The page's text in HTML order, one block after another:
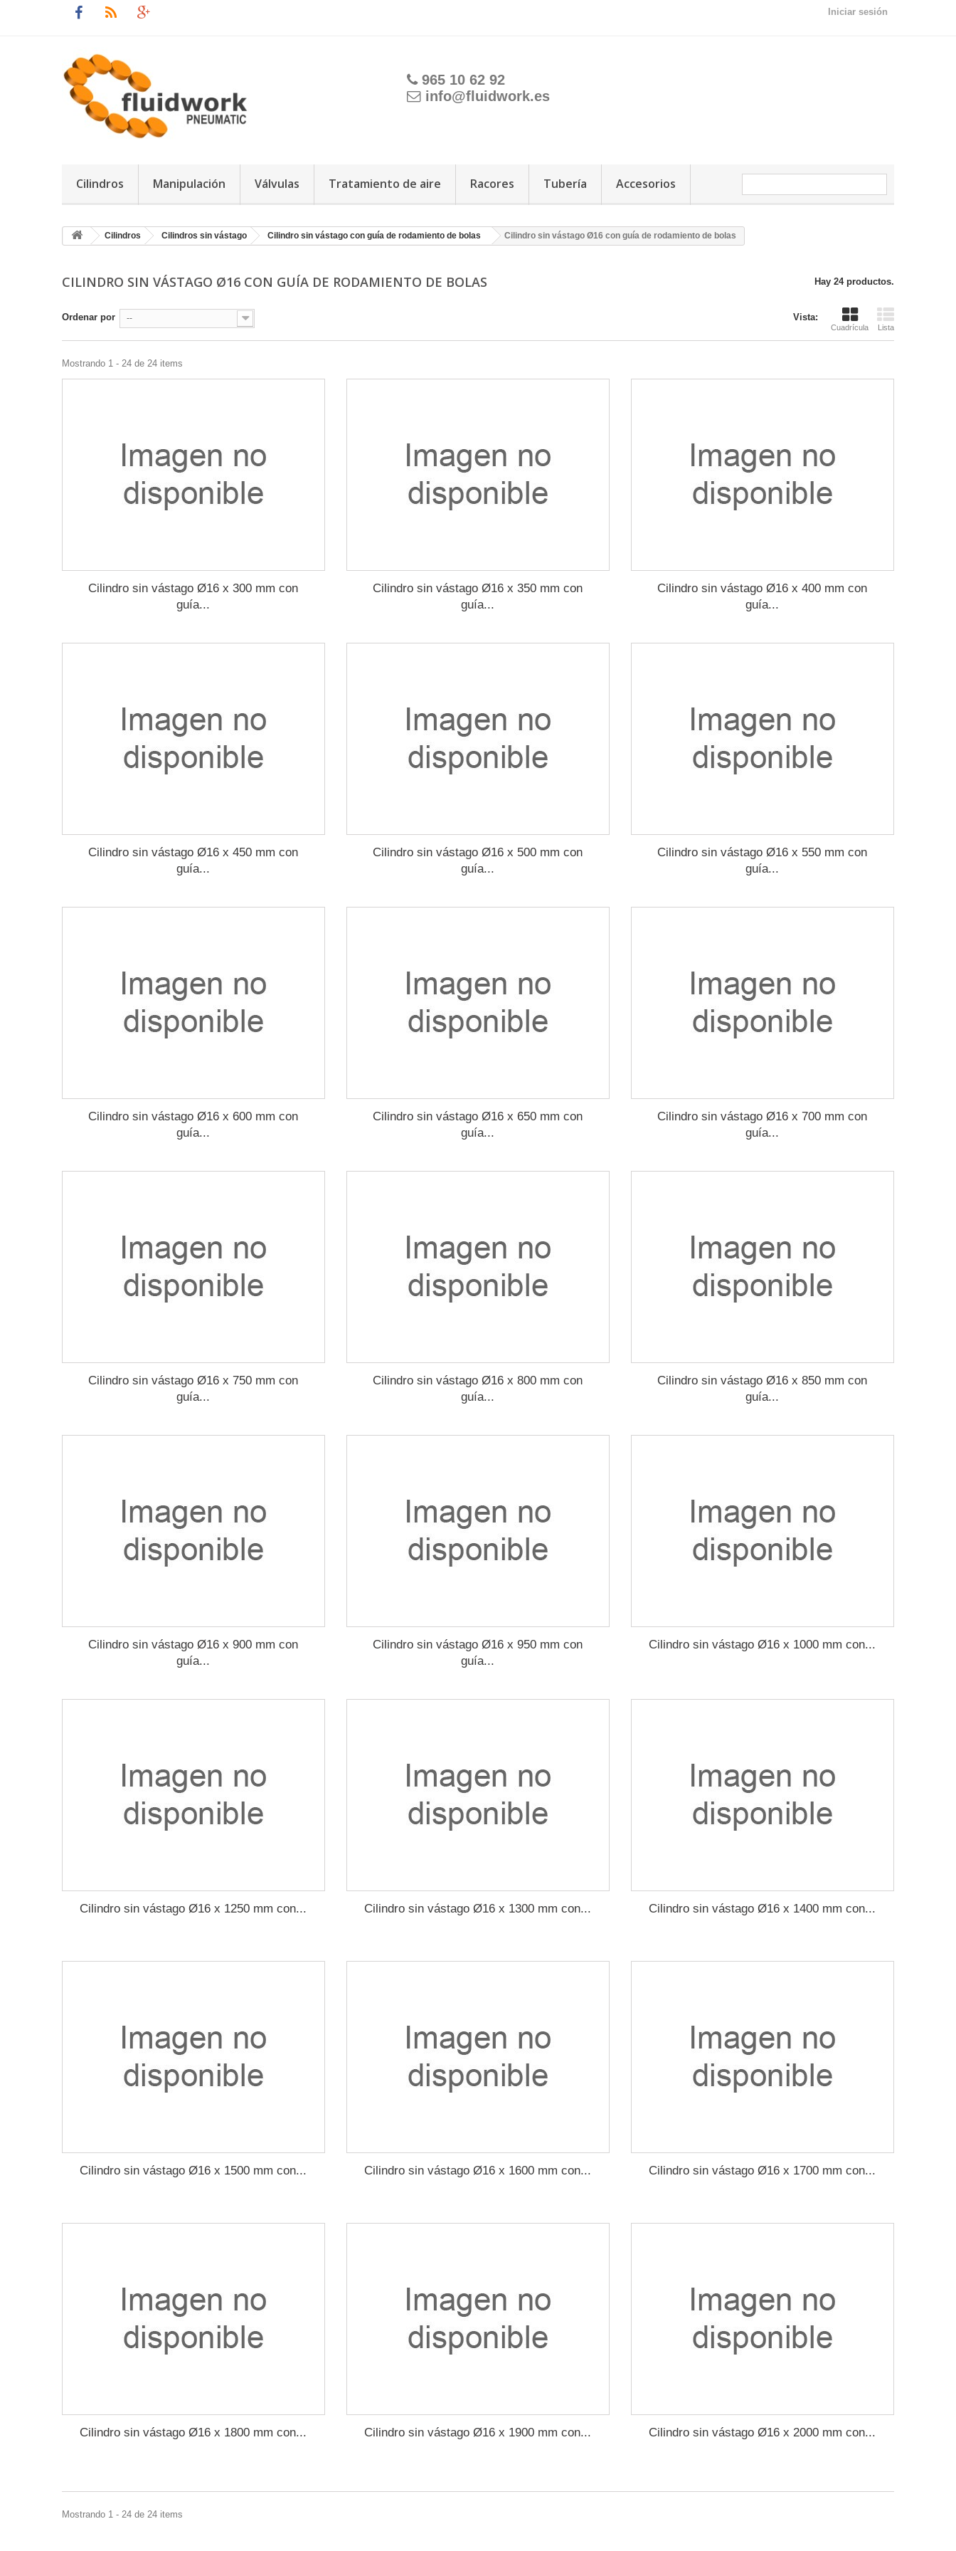
Iniciar sesión
965 10 62 92
info@fluidwork.es
Cilindros Manipulación Válvulas Tratamiento de aire Racores Tubería Accesorios
Cilindros Cilindros sin vástago Cilindro sin vástago con guía de rodamiento de bolas Cilindro sin vástago Ø16 con guía de rodamiento de bolas
CILINDRO SIN VÁSTAGO Ø16 CON GUÍA DE RODAMIENTO DE BOLAS Hay 24 productos.
Vista:
Cuadrícula Lista
Ordenar por --
Mostrando 1 - 24 de 24 items
Cilindro sin vástago Ø16 x 300 mm con
guía...
Cilindro sin vástago Ø16 x 350 mm con
guía...
Cilindro sin vástago Ø16 x 400 mm con
guía...
Cilindro sin vástago Ø16 x 450 mm con
guía...
Cilindro sin vástago Ø16 x 500 mm con
guía...
Cilindro sin vástago Ø16 x 550 mm con
guía...
Cilindro sin vástago Ø16 x 600 mm con
guía...
Cilindro sin vástago Ø16 x 650 mm con
guía...
Cilindro sin vástago Ø16 x 700 mm con
guía...
Cilindro sin vástago Ø16 x 750 mm con
guía...
Cilindro sin vástago Ø16 x 800 mm con
guía...
Cilindro sin vástago Ø16 x 850 mm con
guía...
Cilindro sin vástago Ø16 x 900 mm con
guía...
Cilindro sin vástago Ø16 x 950 mm con
guía...
Cilindro sin vástago Ø16 x 1000 mm con...
Cilindro sin vástago Ø16 x 1250 mm con... Cilindro sin vástago Ø16 x 1300 mm con... Cilindro sin vástago Ø16 x 1400 mm con...
Cilindro sin vástago Ø16 x 1500 mm con... Cilindro sin vástago Ø16 x 1600 mm con... Cilindro sin vástago Ø16 x 1700 mm con...
Cilindro sin vástago Ø16 x 1800 mm con... Cilindro sin vástago Ø16 x 1900 mm con... Cilindro sin vástago Ø16 x 2000 mm con...
Mostrando 1 - 24 de 24 items